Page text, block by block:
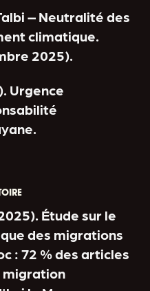
– Neutralité des
climatique.
2025).
Urgence
Étude sur le
des migrations
: 72 % des articles
migration